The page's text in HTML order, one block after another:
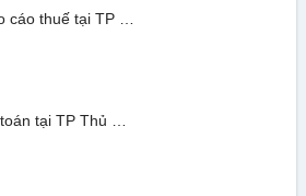
cáo thuế tại TP …
tại TP Thủ …